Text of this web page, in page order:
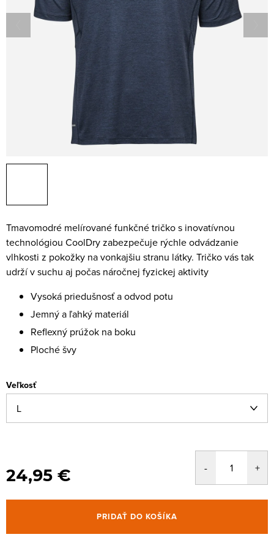
Tmavomodré melírované funkčné tričko s inovatívnou
technológiou CoolDry zabezpečuje rýchle odvádzanie
vlhkosti z pokožky na vonkajšiu stranu látky. Tričko vás tak
udrží v suchu aj počas náročnej fyzickej aktivity
Vysoká priedušnosť a odvod potu
Jemný a ľahký materiál
Reflexný prúžok na boku
Ploché švy
Veľkosť
24,95 €
PRIDAŤ DO KOŠÍKA